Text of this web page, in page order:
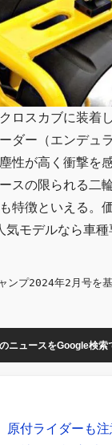
ロスカブに装着
ダー（エンデュ
性が高く衝撃を
スの限られる二
特徴といえる。
気モデルなら車種
ンプ2024年2月号を
ニュースをGoogle検索
原付ライダーも